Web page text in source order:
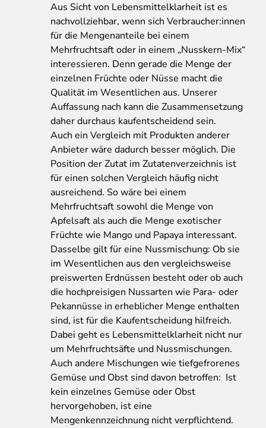
Aus Sicht von Lebensmittelklarheit ist es
nachvollziehbar, wenn sich Verbraucher:innen
für die Mengenanteile bei einem
Mehrfruchtsaft oder in einem „Nusskern-Mix“
interessieren. Denn gerade die Menge der
einzelnen Früchte oder Nüsse macht die
Qualität im Wesentlichen aus. Unserer
Auffassung nach kann die Zusammensetzung
daher durchaus kaufentscheidend sein.
Auch ein Vergleich mit Produkten anderer
Anbieter wäre dadurch besser möglich. Die
Position der Zutat im Zutatenverzeichnis ist
für einen solchen Vergleich häufig nicht
ausreichend. So wäre bei einem
Mehrfruchtsaft sowohl die Menge von
Apfelsaft als auch die Menge exotischer
Früchte wie Mango und Papaya interessant.
Dasselbe gilt für eine Nussmischung: Ob sie
im Wesentlichen aus den vergleichsweise
preiswerten Erdnüssen besteht oder ob auch
die hochpreisigen Nussarten wie Para- oder
Pekannüsse in erheblicher Menge enthalten
sind, ist für die Kaufentscheidung hilfreich.
Dabei geht es Lebensmittelklarheit nicht nur
um Mehrfruchtsäfte und Nussmischungen.
Auch andere Mischungen wie tiefgefrorenes
Gemüse und Obst sind davon betroffen: Ist
kein einzelnes Gemüse oder Obst
hervorgehoben, ist eine
Mengenkennzeichnung nicht verpflichtend.